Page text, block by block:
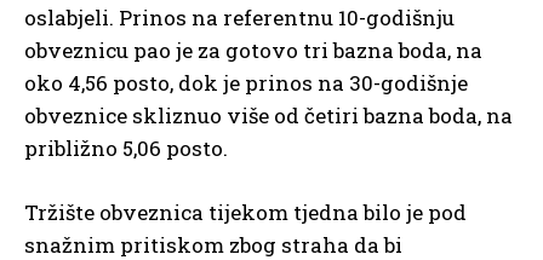
oslabjeli. Prinos na referentnu 10-godišnju
obveznicu pao je za gotovo tri bazna boda, na
oko 4,56 posto, dok je prinos na 30-godišnje
obveznice skliznuo više od četiri bazna boda, na
približno 5,06 posto.
Tržište obveznica tijekom tjedna bilo je pod
snažnim pritiskom zbog straha da bi